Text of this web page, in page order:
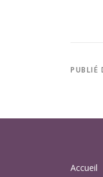
PUBLIÉ
Accueil